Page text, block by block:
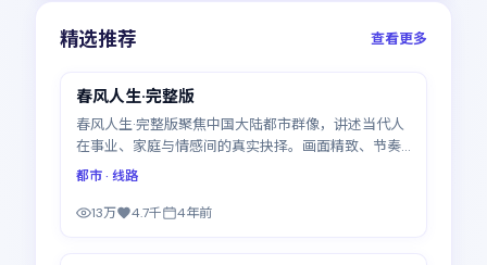
精选推荐 查看更多
精选
46:30
春风人生·完整版
春风人生·完整版聚焦中国大陆都市群像，讲述当代人
在事业、家庭与情感间的真实抉择。画面精致、节奏
利落，免费观看完整版高清电视剧体验流畅，更新至
都市· 线路
13万 4.7千 4年前